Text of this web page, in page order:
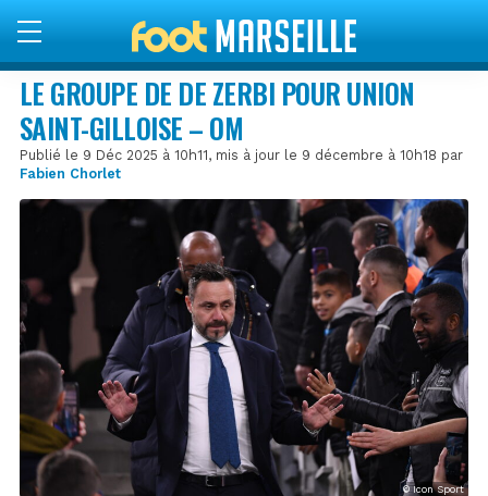
LE GROUPE DE DE ZERBI POUR UNION
SAINT-GILLOISE – OM
Publié le 9 Déc 2025 à 10h11, mis à jour le 9 décembre à 10h18 par
Fabien Chorlet
© Icon Sport